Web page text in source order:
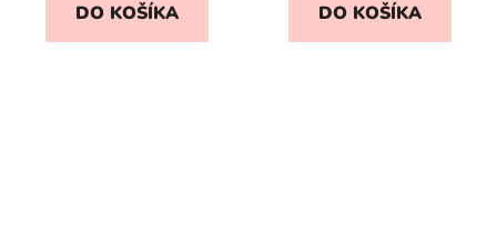
DO KOŠÍKA DO KOŠÍKA